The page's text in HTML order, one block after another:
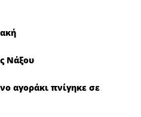
Νάξου
αγοράκι πνίγηκε σε